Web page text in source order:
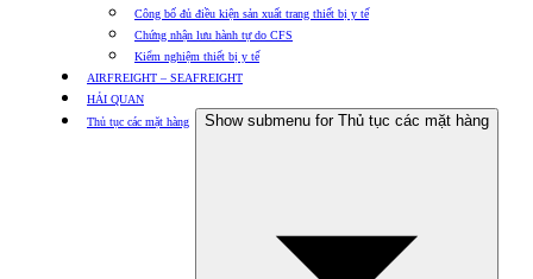
Công bố đủ điều kiện sản xuất trang thiết bị y tế
Chứng nhận lưu hành tự do CFS
Kiểm nghiệm thiết bị y tế
AIRFREIGHT – SEAFREIGHT
HẢI QUAN
Thủ tục các mặt hàng
Show submenu for Thủ tục các mặt hàng